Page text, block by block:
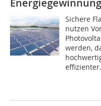
Sichere
nutzen
werden,